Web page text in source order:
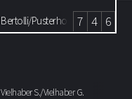
Bertolli/Pusterhofer 7 4 6
Vielhaber S./Vielhaber G.